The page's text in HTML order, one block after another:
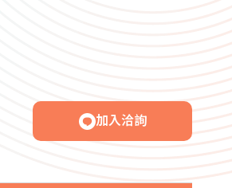
加入洽詢